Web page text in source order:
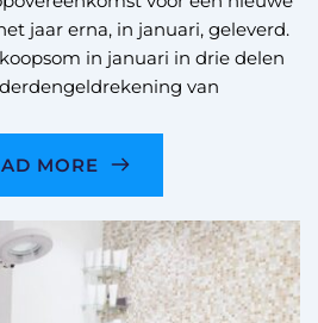
jaar erna, in januari, geleverd.
in januari in drie delen
van
MORE